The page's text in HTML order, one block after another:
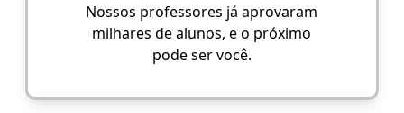
Nossos professores já aprovaram
milhares de alunos, e o próximo
pode ser você.